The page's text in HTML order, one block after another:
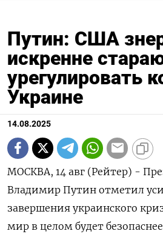
Путин: США
искренне
урегулировать
Украине
14.08.2025
МОСКВА, 14 авг (Рейтер) -
Владимир Путин отметил
завершения украинского
мир в целом будет